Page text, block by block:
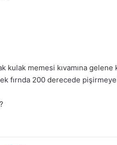
kulak memesi kıvamına
fırnda 200 derecede